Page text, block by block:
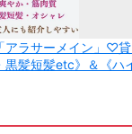
アラサーメイン」♡
黒髪短髪etc》＆《ハ